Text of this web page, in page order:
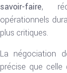
savoir-faire,
opérationnels
plus critiques.
La négociation
précise que